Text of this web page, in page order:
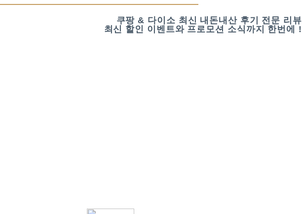
쿠팡 & 다이소 최신 내돈내산 후기 전문 리뷰
최신 할인 이벤트와 프로모션 소식까지 한번에 !